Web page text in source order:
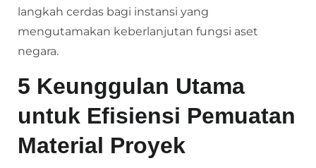
langkah cerdas bagi instansi yang
mengutamakan keberlanjutan fungsi aset
negara.
5 Keunggulan Utama
untuk Efisiensi Pemuatan
Material Proyek